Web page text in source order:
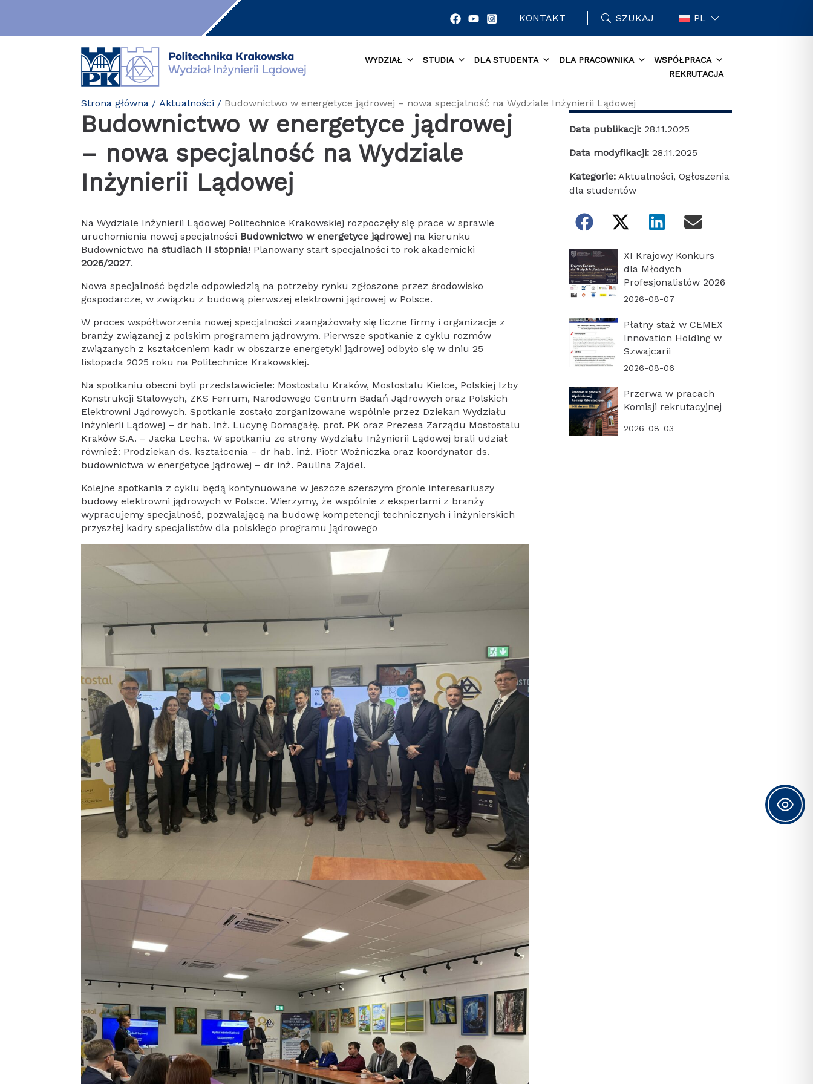
KONTAKT SZUKAJ PL
WYDZIAŁ STUDIA DLA STUDENTA DLA PRACOWNIKA
WSPÓŁPRACA
REKRUTACJA
Strona główna Aktualności Budownictwo w energetyce jądrowej – nowa specjalność na Wydziale Inżynierii Lądowej
Budownictwo w energetyce jądrowej
– nowa specjalność na Wydziale
Inżynierii Lądowej
Na Wydziale Inżynierii Lądowej Politechnice Krakowskiej rozpoczęły się prace w sprawie
uruchomienia nowej specjalności Budownictwo w energetyce jądrowej na kierunku
Budownictwo na studiach II stopnia! Planowany start specjalności to rok akademicki
2026/2027.
Nowa specjalność będzie odpowiedzią na potrzeby rynku zgłoszone przez środowisko
gospodarcze, w związku z budową pierwszej elektrowni jądrowej w Polsce.
W proces współtworzenia nowej specjalności zaangażowały się liczne firmy i organizacje z
branży związanej z polskim programem jądrowym. Pierwsze spotkanie z cyklu rozmów
związanych z kształceniem kadr w obszarze energetyki jądrowej odbyło się w dniu 25
listopada 2025 roku na Politechnice Krakowskiej.
Na spotkaniu obecni byli przedstawiciele: Mostostalu Kraków, Mostostalu Kielce, Polskiej Izby
Konstrukcji Stalowych, ZKS Ferrum, Narodowego Centrum Badań Jądrowych oraz Polskich
Elektrowni Jądrowych. Spotkanie zostało zorganizowane wspólnie przez Dziekan Wydziału
Inżynierii Lądowej – dr hab. inż. Lucynę Domagałę, prof. PK oraz Prezesa Zarządu Mostostalu
Kraków S.A. – Jacka Lecha. W spotkaniu ze strony Wydziału Inżynierii Lądowej brali udział
również: Prodziekan ds. kształcenia – dr hab. inż. Piotr Woźniczka oraz koordynator ds.
budownictwa w energetyce jądrowej – dr inż. Paulina Zajdel.
Kolejne spotkania z cyklu będą kontynuowane w jeszcze szerszym gronie interesariuszy
budowy elektrowni jądrowych w Polsce. Wierzymy, że wspólnie z ekspertami z branży
wypracujemy specjalność, pozwalającą na budowę kompetencji technicznych i inżynierskich
przyszłej kadry specjalistów dla polskiego programu jądrowego
Data publikacji: 28.11.2025
Data modyfikacji: 28.11.2025
Kategorie: Aktualności, Ogłoszenia
dla studentów
XI Krajowy Konkurs
dla Młodych
Profesjonalistów 2026
2026-08-07
Płatny staż w CEMEX
Innovation Holding w
Szwajcarii
2026-08-06
Przerwa w pracach
Komisji rekrutacyjnej
2026-08-03